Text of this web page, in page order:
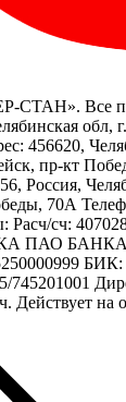
СТАН». Все
обл,
456620,
пр-кт
Россия,
70А
Расч/сч:
ПАО
Действует на